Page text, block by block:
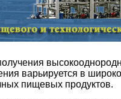
варьируется в
пищевых продуктов.